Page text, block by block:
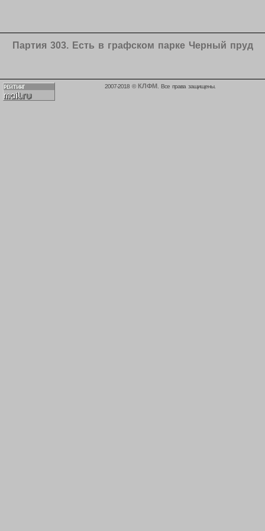
Партия 303. Есть в графском парке Черный пруд
2007-2018 © КЛФМ . Все права защищены.